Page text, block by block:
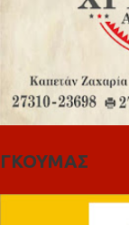
ΓΚΟΥΜΑΣ